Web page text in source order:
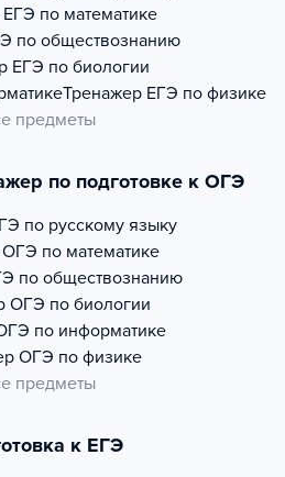
ЕГЭ по математике
по обществознанию
ЕГЭ по биологии
Тренажер ЕГЭ по физике
предметы
по подготовке к ОГЭ
по русскому языку
ОГЭ по математике
по обществознанию
ОГЭ по биологии
по информатике
ОГЭ по физике
предметы
к ЕГЭ